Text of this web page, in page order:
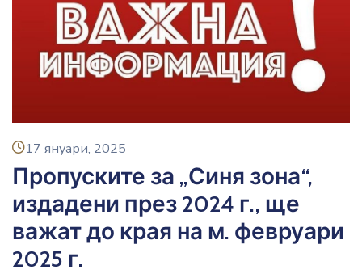
icon
17 януари, 2025
Пропуските за „Синя зона“,
издадени през 2024 г., ще
важат до края на м. февруари
2025 г.